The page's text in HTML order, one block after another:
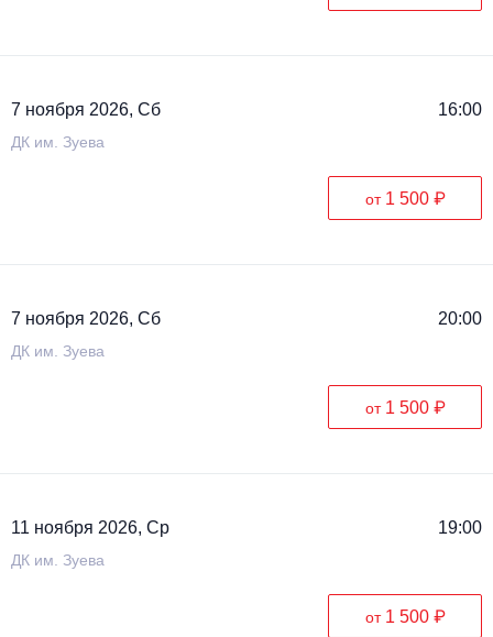
7 ноября 2026, Сб 16:00
ДК им. Зуева
от 1 500 ₽
7 ноября 2026, Сб 20:00
ДК им. Зуева
от 1 500 ₽
11 ноября 2026, Ср 19:00
ДК им. Зуева
от 1 500 ₽